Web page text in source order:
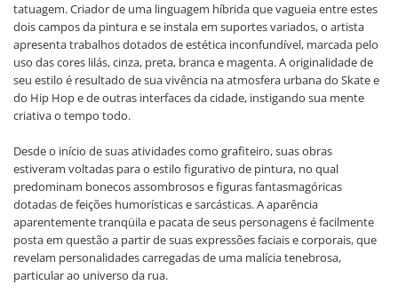
tatuagem. Criador de uma linguagem híbrida que vagueia entre estes
dois campos da pintura e se instala em suportes variados, o artista
apresenta trabalhos dotados de estética inconfundível, marcada pelo
uso das cores lilás, cinza, preta, branca e magenta. A originalidade de
seu estilo é resultado de sua vivência na atmosfera urbana do Skate e
do Hip Hop e de outras interfaces da cidade, instigando sua mente
criativa o tempo todo.
Desde o início de suas atividades como grafiteiro, suas obras
estiveram voltadas para o estilo figurativo de pintura, no qual
predominam bonecos assombrosos e figuras fantasmagóricas
dotadas de feições humorísticas e sarcásticas. A aparência
aparentemente tranqüila e pacata de seus personagens é facilmente
posta em questão a partir de suas expressões faciais e corporais, que
revelam personalidades carregadas de uma malícia tenebrosa,
particular ao universo da rua.